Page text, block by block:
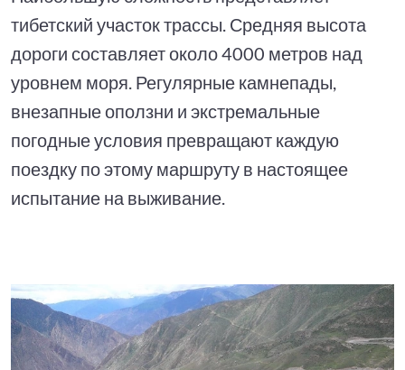
тибетский участок трассы. Средняя высота
дороги составляет около 4000 метров над
уровнем моря. Регулярные камнепады,
внезапные оползни и экстремальные
погодные условия превращают каждую
поездку по этому маршруту в настоящее
испытание на выживание.